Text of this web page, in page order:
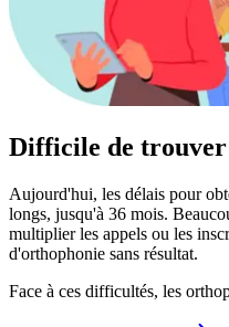
Difficile de
Aujourd'hui, les délais pour
longs, jusqu'à 36 mois.
multiplier les appels ou les
d'orthophonie sans résultat.
Face à ces difficultés, les